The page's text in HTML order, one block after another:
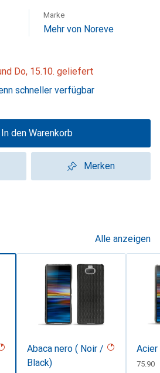
Marke
Mehr von Noreve
Do, 15.10. geliefert
schneller verfügbar
In den Warenkorb
Merken
Alle anzeigen
Abaca nero ( Noir /
Black)
CHF
75.90